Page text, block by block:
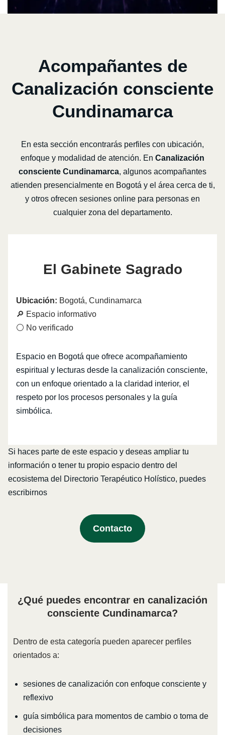
Acompañantes de
Canalización consciente
Cundinamarca
En esta sección encontrarás perfiles con ubicación,
enfoque y modalidad de atención. En Canalización
consciente Cundinamarca, algunos acompañantes
atienden presencialmente en Bogotá y el área cerca de ti,
y otros ofrecen sesiones online para personas en
cualquier zona del departamento.
El Gabinete Sagrado
Ubicación: Bogotá, Cundinamarca
🔎 Espacio informativo
⚪ No verificado
Espacio en Bogotá que ofrece acompañamiento
espiritual y lecturas desde la canalización consciente,
con un enfoque orientado a la claridad interior, el
respeto por los procesos personales y la guía
simbólica.
Si haces parte de este espacio y deseas ampliar tu
información o tener tu propio espacio dentro del
ecosistema del Directorio Terapéutico Holístico, puedes
escribirnos
Contacto
¿Qué puedes encontrar en canalización
consciente Cundinamarca?
Dentro de esta categoría pueden aparecer perfiles
orientados a:
sesiones de canalización con enfoque consciente y
reflexivo
guía simbólica para momentos de cambio o toma de
decisiones